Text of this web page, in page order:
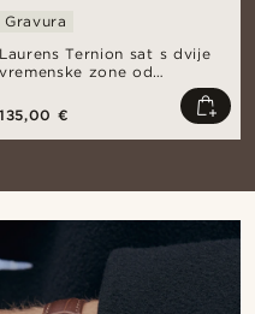
Laurens Ternion sat s dvije
vremenske zone od
Gravura
135,00 €